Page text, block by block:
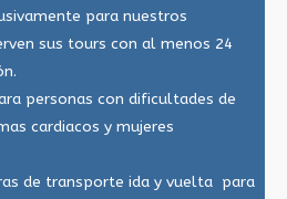
para nuestros
sus tours con al menos 24
personas con dificultades de
cardiacos y mujeres
de transporte ida y vuelta para